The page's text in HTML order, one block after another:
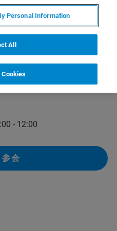
线（400-898-5858）自开
电咨询。为了更好地解决
的学习与工作中遇到的问
所需帮助，布鲁克将再次
答常见的NMR/EPR应用问
用户报名参加本次直播讲
- 12:00
会
Personal Information
All